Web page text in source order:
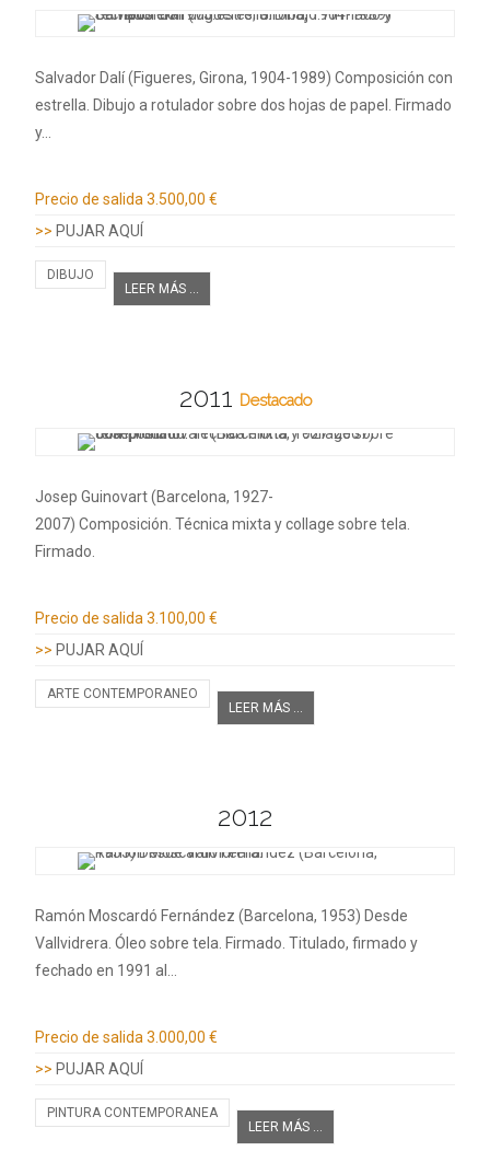
Salvador Dalí (Figueres, Girona, 1904-1989) Composición con
estrella. Dibujo a rotulador sobre dos hojas de papel. Firmado
y…
Precio de salida3.500,00 €
>> PUJAR AQUÍ
DIBUJO
LEER MÁS ...
2011 Destacado
Josep Guinovart (Barcelona, 1927-
2007) Composición. Técnica mixta y collage sobre tela.
Firmado.
Precio de salida 3.100,00 €
>> PUJAR AQUÍ
ARTE CONTEMPORANEO
LEER MÁS ...
2012
Ramón Moscardó Fernández (Barcelona, 1953) Desde
Vallvidrera. Óleo sobre tela. Firmado. Titulado, firmado y
fechado en 1991 al…
Precio de salida 3.000,00 €
>> PUJAR AQUÍ
PINTURA CONTEMPORANEA
LEER MÁS ...